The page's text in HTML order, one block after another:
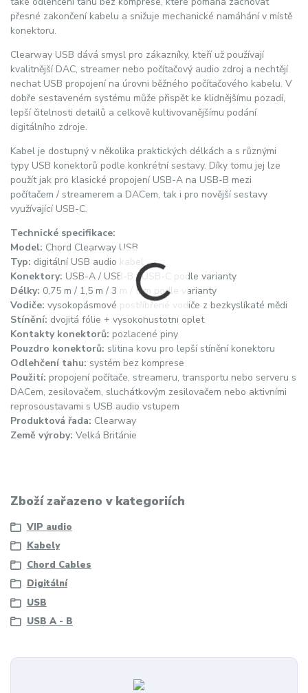
přesné zakončení kabelu a snižuje mechanické namáhání v místě
konektoru.
Clearway USB dává smysl pro zákazníky, kteří už používají
kvalitnější DAC, streamer nebo počítačový audio zdroj a nechtějí
nechat USB propojení na úrovni běžného počítačového kabelu. V
dobře sestaveném systému může přispět ke klidnějšímu pozadí,
lepší čitelnosti detailů a celkově kultivovanějšímu podání
digitálního zdroje.
Kabel je dostupný v několika praktických délkách a s různými
typy USB konektorů podle konkrétní sestavy. Díky tomu jej lze
použít jak pro klasické propojení USB-A na USB-B mezi
počítačem / streamerem a DACem, tak i pro novější sestavy
využívající USB-C.
Technické specifikace:
Model: Chord Clearway USB
Typ: digitální USB audio kabel
Konektory: USB-A / USB-B / USB-C podle varianty
Délky: 0,75 m / 1,5 m / 3 m / 5 m podle varianty
Vodiče: vysokopásmové postříbřené vodiče z bezkyslíkaté mědi
Stínění: dvojitá fólie + vysokohustotní oplet
Kontakty konektorů: pozlacené piny
Pouzdro konektorů: slitina kovu pro lepší stínění konektoru
Odlehčení tahu: systém bez komprese
Použití: propojení počítače, streameru, transportu nebo serveru s
DACem, zesilovačem, sluchátkovým zesilovačem nebo aktivními
reprosoustavami s USB audio vstupem
Produktová řada: Clearway
Země výroby: Velká Británie
Zboží zařazeno v kategoriích
VIP audio
Kabely
Chord Cables
Digitální
USB
USB A - B